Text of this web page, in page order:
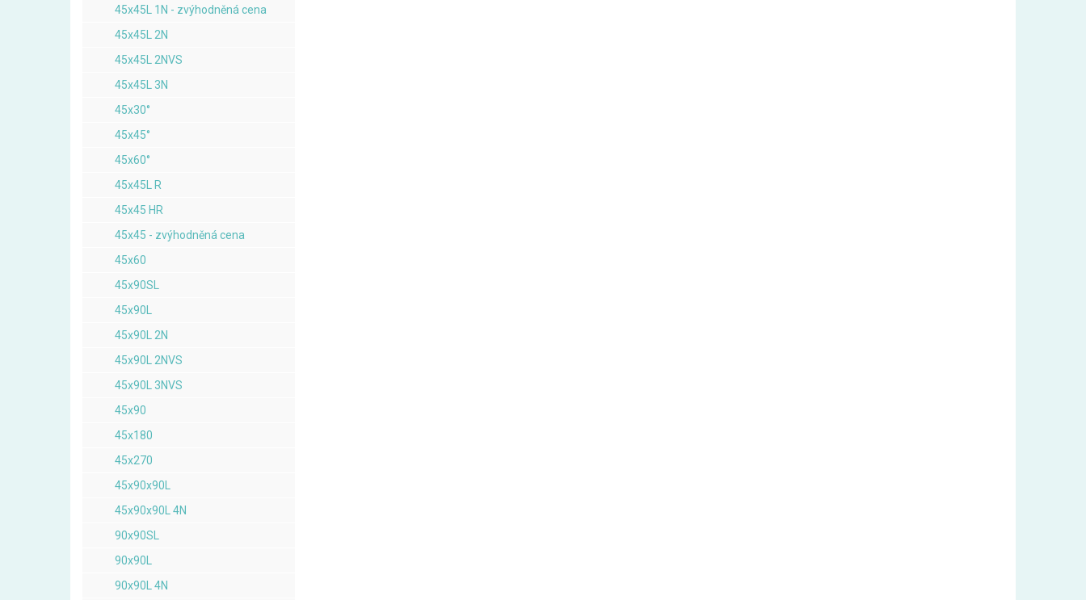
45x45L 1N - zvýhodněná cena
45x45L 2N
45x45L 2NVS
45x45L 3N
45x30°
45x45°
45x60°
45x45L R
45x45 HR
45x45 - zvýhodněná cena
45x60
45x90SL
45x90L
45x90L 2N
45x90L 2NVS
45x90L 3NVS
45x90
45x180
45x270
45x90x90L
45x90x90L 4N
90x90SL
90x90L
90x90L 4N